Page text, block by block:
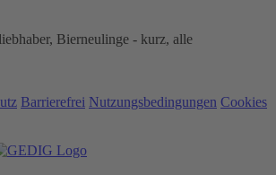
Bierneulinge - kurz, alle
Barrierefrei Nutzungsbedingungen Cookies